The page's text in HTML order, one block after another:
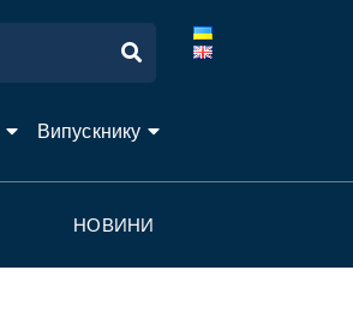
Випускнику
НОВИНИ